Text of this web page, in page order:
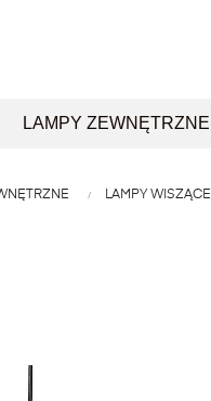
LAMPY ZEWNĘTRZNE
LAMPY WISZĄCE